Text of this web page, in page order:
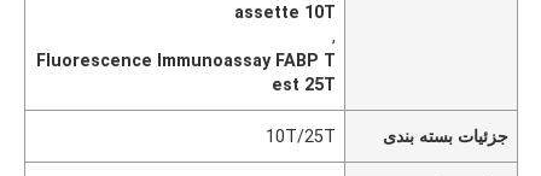
assette 10T
,
Fluorescence Immunoassay FABP T
est 25T
جزئیات بسته بندی 10T/25T